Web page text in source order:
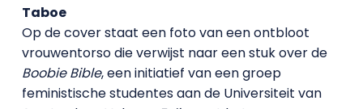
Taboe
Op de cover staat een foto van een ontbloot
vrouwentorso die verwijst naar een stuk over de
Boobie Bible, een initiatief van een groep
feministische studentes aan de Universiteit van